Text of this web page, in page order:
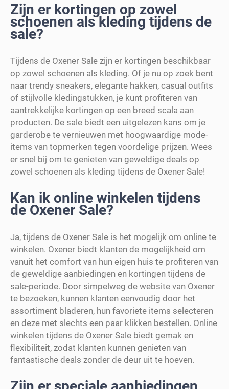
Zijn er kortingen op zowel
schoenen als kleding tijdens de
sale?
Tijdens de Oxener Sale zijn er kortingen beschikbaar
op zowel schoenen als kleding. Of je nu op zoek bent
naar trendy sneakers, elegante hakken, casual outfits
of stijlvolle kledingstukken, je kunt profiteren van
aantrekkelijke kortingen op een breed scala aan
producten. De sale biedt een uitgelezen kans om je
garderobe te vernieuwen met hoogwaardige mode-
items van topmerken tegen voordelige prijzen. Wees
er snel bij om te genieten van geweldige deals op
zowel schoenen als kleding tijdens de Oxener Sale!
Kan ik online winkelen tijdens
de Oxener Sale?
Ja, tijdens de Oxener Sale is het mogelijk om online te
winkelen. Oxener biedt klanten de mogelijkheid om
vanuit het comfort van hun eigen huis te profiteren van
de geweldige aanbiedingen en kortingen tijdens de
sale-periode. Door simpelweg de website van Oxener
te bezoeken, kunnen klanten eenvoudig door het
assortiment bladeren, hun favoriete items selecteren
en deze met slechts een paar klikken bestellen. Online
winkelen tijdens de Oxener Sale biedt gemak en
flexibiliteit, zodat klanten kunnen genieten van
fantastische deals zonder de deur uit te hoeven.